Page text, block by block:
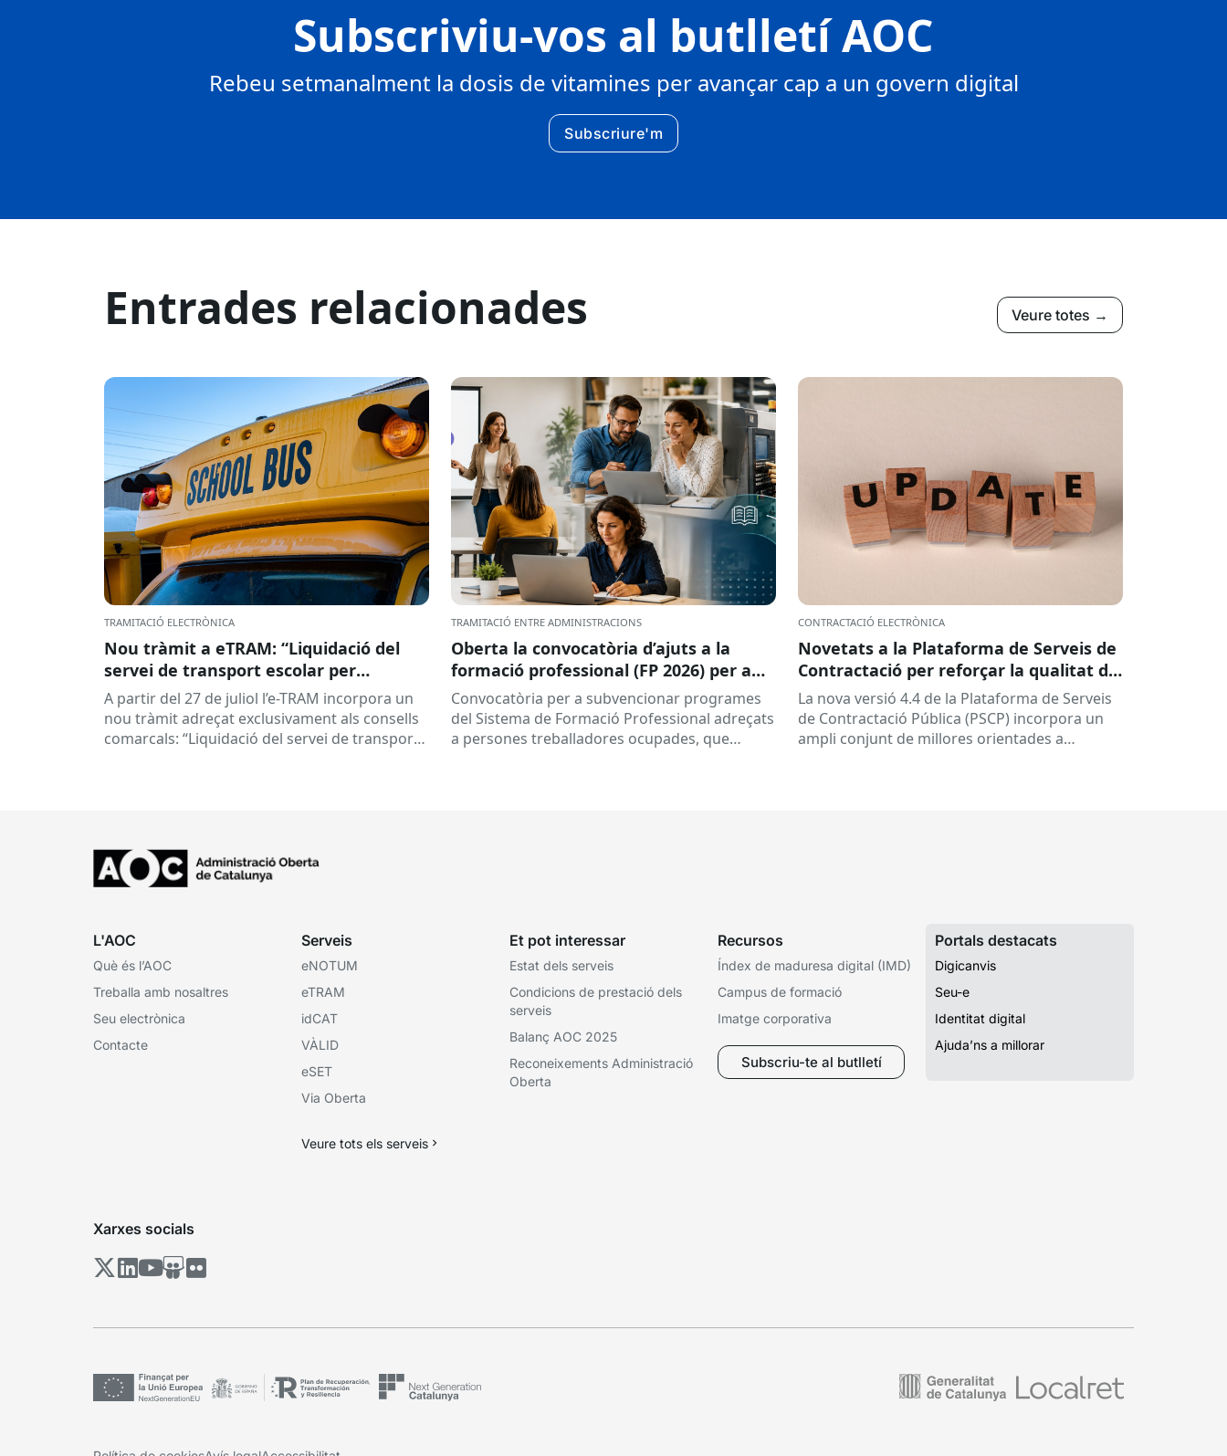
Subscriviu-vos al butlletí AOC
Rebeu setmanalment la dosis de vitamines per avançar cap a un govern digital
Subscriure'm
Entrades relacionades Veure totes →
TRAMITACIÓ ELECTRÒNICA
Nou tràmit a eTRAM: “Liquidació del
servei de transport escolar per
empreses concessionàries”
A partir del 27 de juliol l’e-TRAM incorpora un
nou tràmit adreçat exclusivament als consells
comarcals: “Liquidació del servei de transport
TRAMITACIÓ ENTRE ADMINISTRACIONS
Oberta la convocatòria d’ajuts a la
formació professional (FP 2026) per a
persones treballadores ocupades
Convocatòria per a subvencionar programes
del Sistema de Formació Professional adreçats
a persones treballadores ocupades, que
CONTRACTACIÓ ELECTRÒNICA
Novetats a la Plataforma de Serveis de
Contractació per reforçar la qualitat de
les dades i simplificar la gestió
La nova versió 4.4 de la Plataforma de Serveis
de Contractació Pública (PSCP) incorpora un
ampli conjunt de millores orientades a
L'AOC
Què és l’AOC
Treballa amb nosaltres
Seu electrònica
Contacte
Serveis
eNOTUM
eTRAM
idCAT
VÀLID
eSET
Via Oberta
Veure tots els serveis
Et pot interessar
Estat dels serveis
Condicions de prestació dels
serveis
Balanç AOC 2025
Reconeixements Administració
Oberta
Recursos
Índex de maduresa digital (IMD)
Campus de formació
Imatge corporativa
Subscriu-te al butlletí
Portals destacats
Digicanvis
Seu-e
Identitat digital
Ajuda’ns a millorar
Xarxes socials